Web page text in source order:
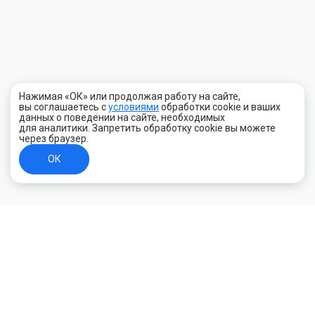
Нажимая «ОК» или продолжая работу на сайте,
вы соглашаетесь сусловиями обработки cookie и ваших
данных о поведении на сайте, необходимых
для аналитики. Запретить обработку cookie вы можете
через браузер.
ОК